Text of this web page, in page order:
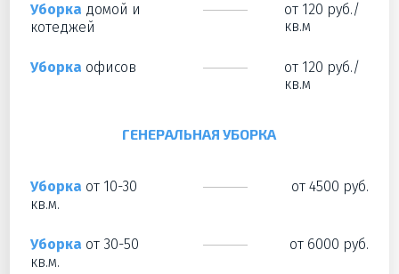
Уборка домой и
котеджей
от 120 руб./
кв.м
Уборка офисов
от 120 руб./
кв.м
ГЕНЕРАЛЬНАЯ УБОРКА
Уборка от 10-30
кв.м.
от 4500 руб.
Уборка от 30-50
кв.м.
от 6000 руб.